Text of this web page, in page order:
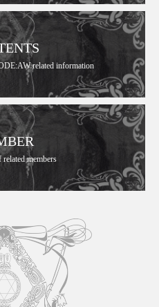
related information
members
■ 楽曲テーマと『CODE:AW』の
■ サウンドの聴きどころ：美し
■ 制作秘話（2024 Remasterにつ
■ おわりに